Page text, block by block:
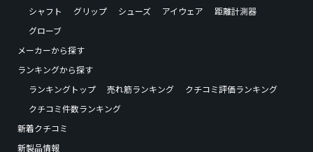
シャフト
グリップ シューズ アイウェア
距離計測器
グローブ
メーカーから探す
ランキングから探す
ランキングトップ
売れ筋ランキング
クチコミ評価ランキング
クチコミ件数ランキング
新着クチコミ
新製品情報